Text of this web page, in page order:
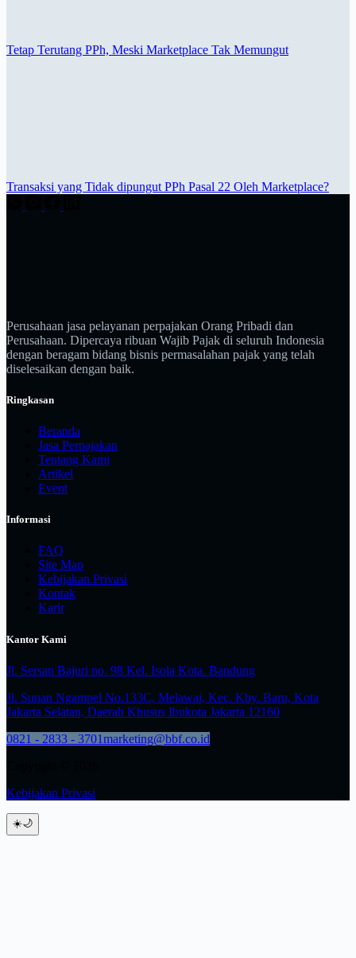
Tetap Terutang PPh, Meski Marketplace Tak Memungut
Transaksi yang Tidak dipungut PPh Pasal 22 Oleh Marketplace?
Perusahaan jasa pelayanan perpajakan Orang Pribadi dan
Perusahaan. Dipercaya ribuan Wajib Pajak di seluruh Indonesia
dengan beragam bidang bisnis permasalahan pajak yang telah
diselesaikan dengan baik.
Ringkasan
Beranda
Jasa Perpajakan
Tentang Kami
Artikel
Event
Informasi
FAQ
Site Map
Kebijakan Privasi
Kontak
Karir
Kantor Kami
Jl. Sersan Bajuri no. 98 Kel. Isola Kota. Bandung
Jl. Sunan Ngampel No.133C, Melawai, Kec. Kby. Baru, Kota
Jakarta Selatan, Daerah Khusus Ibukota Jakarta 12160
0821 - 2833 - 3701marketing@bbf.co.id
Kebijakan Privasi
☀️🌙